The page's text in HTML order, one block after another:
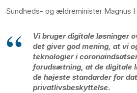
Sundheds- og ældreminister Magnus
Vi bruger digitale løsninger
det giver god mening, at vi
teknologier i
forudsætning, at de digitale
de højeste standarder for
privatlivsbeskyttelse.